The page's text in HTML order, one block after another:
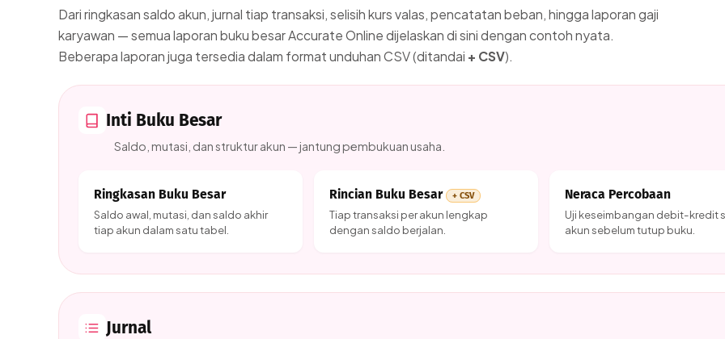
Dari ringkasan saldo akun, jurnal tiap transaksi, selisih kurs valas, pencatatan beban, hingga laporan gaji
karyawan — semua laporan buku besar Accurate Online dijelaskan di sini dengan contoh nyata.
Beberapa laporan juga tersedia dalam format unduhan CSV (ditandai + CSV).
Inti Buku Besar
Saldo, mutasi, dan struktur akun — jantung pembukuan usaha.
Ringkasan Buku Besar
Saldo awal, mutasi, dan saldo akhir
tiap akun dalam satu tabel.
Rincian Buku Besar + CSV
Tiap transaksi per akun lengkap
dengan saldo berjalan.
Neraca Percobaan
Uji keseimbangan debit-kredit
akun sebelum tutup buku.
Jurnal